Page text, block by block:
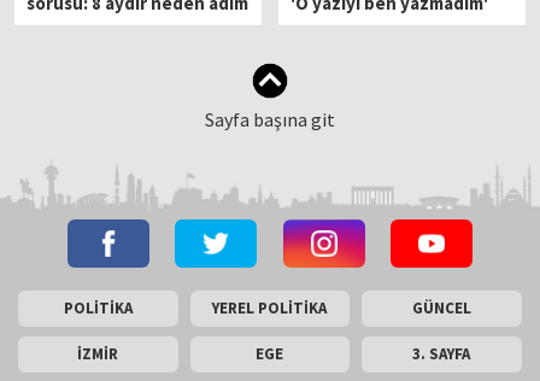
atılmadı?
Sayfa başına git
POLİTİKA YEREL POLİTİKA GÜNCEL
İZMİR EGE 3. SAYFA